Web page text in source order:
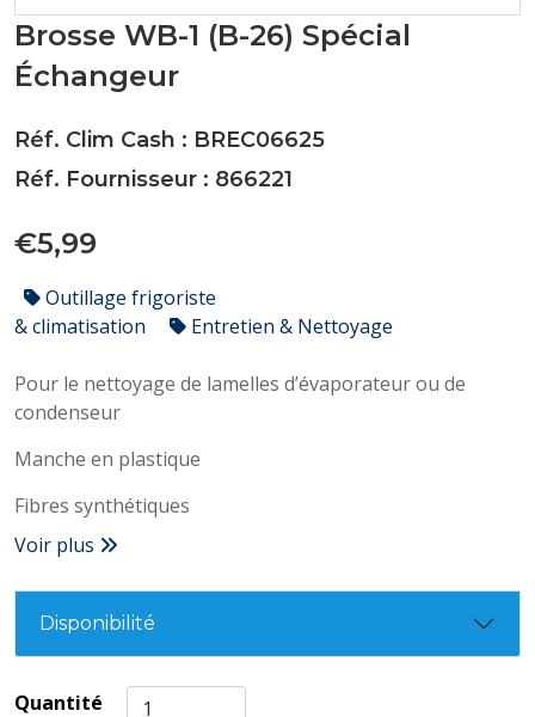
Brosse WB-1 (B-26) Spécial
Échangeur
Réf. Clim Cash : BREC06625
Réf. Fournisseur : 866221
€5,99
Outillage frigoriste
& climatisation
Entretien & Nettoyage
Pour le nettoyage de lamelles d’évaporateur ou de
condenseur
Manche en plastique
Fibres synthétiques
Voir plus
Disponibilité
Quantité